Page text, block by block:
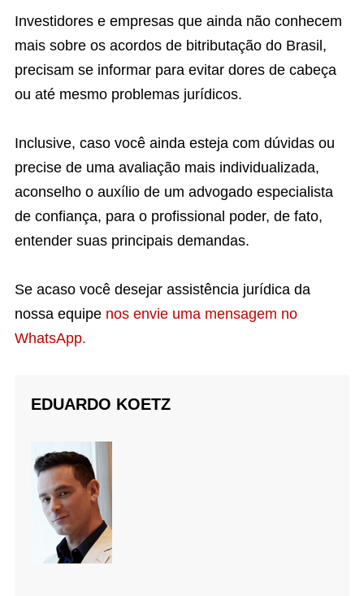
Investidores e empresas que ainda não conhecem
mais sobre os acordos de bitributação do Brasil,
precisam se informar para evitar dores de cabeça
ou até mesmo problemas jurídicos.
Inclusive, caso você ainda esteja com dúvidas ou
precise de uma avaliação mais individualizada,
aconselho o auxílio de um advogado especialista
de confiança, para o profissional poder, de fato,
entender suas principais demandas.
Se acaso você desejar assistência jurídica da
nossa equipe nos envie uma mensagem no
WhatsApp.
EDUARDO KOETZ